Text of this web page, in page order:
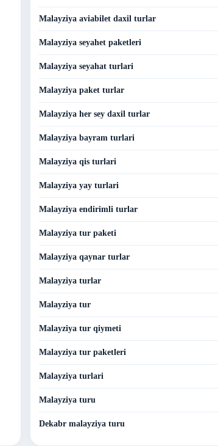
Malayziya aviabilet daxil turlar
Malayziya seyahet paketleri
Malayziya seyahat turlari
Malayziya paket turlar
Malayziya her sey daxil turlar
Malayziya bayram turlari
Malayziya qis turlari
Malayziya yay turlari
Malayziya endirimli turlar
Malayziya tur paketi
Malayziya qaynar turlar
Malayziya turlar
Malayziya tur
Malayziya tur qiymeti
Malayziya tur paketleri
Malayziya turlari
Malayziya turu
Dekabr malayziya turu